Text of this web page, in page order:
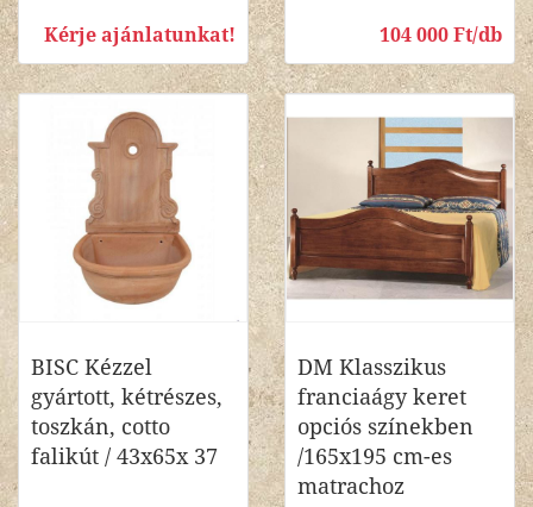
Kérje ajánlatunkat! 104 000 Ft/db
BISC Kézzel
gyártott, kétrészes,
toszkán, cotto
falikút / 43x65x 37
DM Klasszikus
franciaágy keret
opciós színekben
/165x195 cm-es
matrachoz